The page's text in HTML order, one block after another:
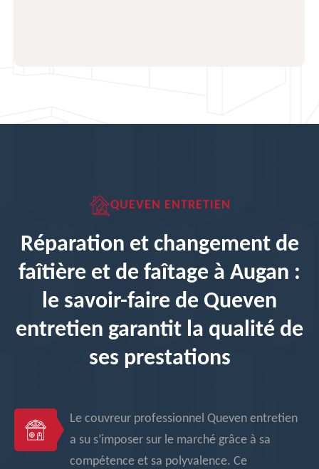
QUEVEN ENTRETIEN
Réparation et changement de
faîtière et de faîtage à Augan :
le savoir-faire de Queven
entretien garantit la qualité de
ses prestations
Le couvreur professionnel Queven entretien
a su s’imposer sur le marché grâce à sa
compétence et sa polyvalence. Ce